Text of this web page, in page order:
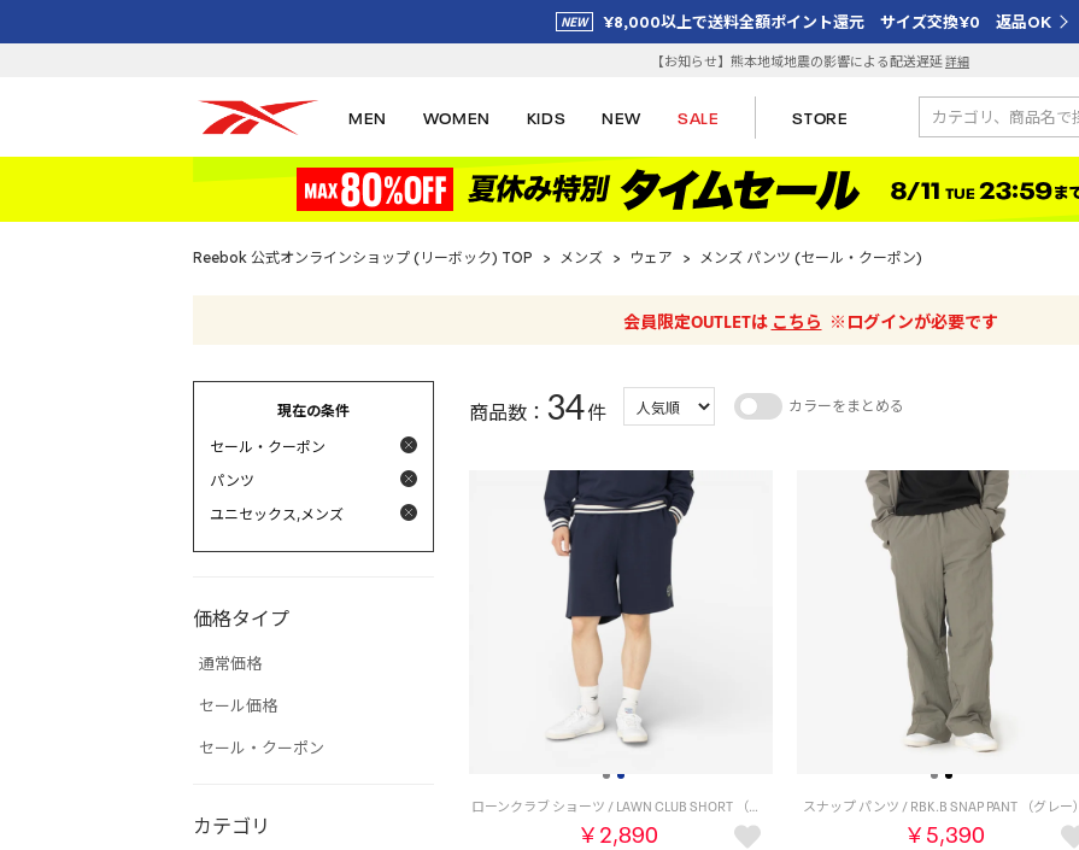
¥8,000以上で送料全額ポイント還元 サイズ交換¥0 返品OK
【お知らせ】熊本地域地震の影響による配送遅延詳細
MEN WOMEN KIDS NEW SALE STORE
Reebok 公式オンラインショップ (リーボック) TOP > メンズ > ウェア > メンズ パンツ (セール・クーポン)
会員限定OUTLETは こちら ※ログインが必要です
現在の条件
セール・クーポン
パンツ
ユニセックス,メンズ
価格タイプ
通常価格
セール価格
セール・クーポン
カテゴリ
商品数： 34件 カラーをまとめる
ローンクラブ ショーツ / LAWN CLUB SHORT （ネイビー）
￥2,890
スナップ パンツ / RBK.B SNAP PANT （グレー）
￥5,390